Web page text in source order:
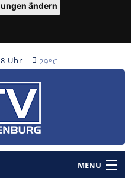
ändern
Uhr 29°C
MENU